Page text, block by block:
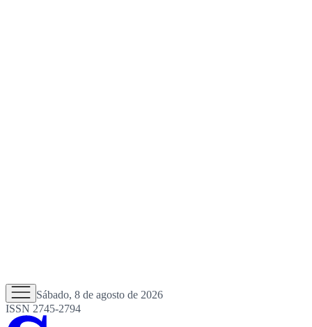
Sábado, 8 de agosto de 2026
ISSN 2745-2794